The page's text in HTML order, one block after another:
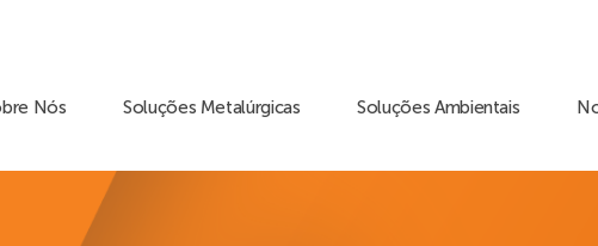
Nós Soluções Metalúrgicas Soluções Ambientais